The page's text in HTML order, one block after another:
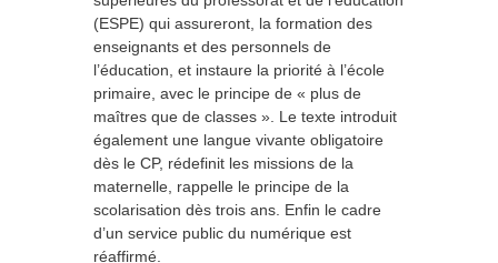
(ESPE) qui assureront, la formation des
enseignants et des personnels de
l’éducation, et instaure la priorité à l’école
primaire, avec le principe de « plus de
maîtres que de classes ». Le texte introduit
également une langue vivante obligatoire
dès le CP, rédefinit les missions de la
maternelle, rappelle le principe de la
scolarisation dès trois ans. Enfin le cadre
d’un service public du numérique est
réaffirmé.